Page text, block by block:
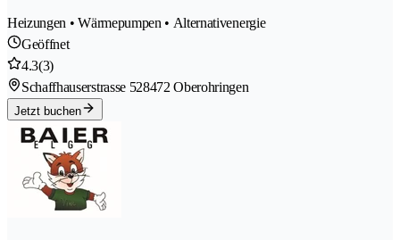
Heizungen • Wärmepumpen • Alternativenergie
Geöffnet
4.3(3)
Schaffhauserstrasse 528472 Oberohringen
Jetzt buchen